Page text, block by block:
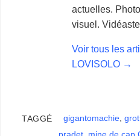
actuelles.
visuel. Vidéaste
Voir tous les
LOVISOLO →
TAGGÉ gigantomachie,